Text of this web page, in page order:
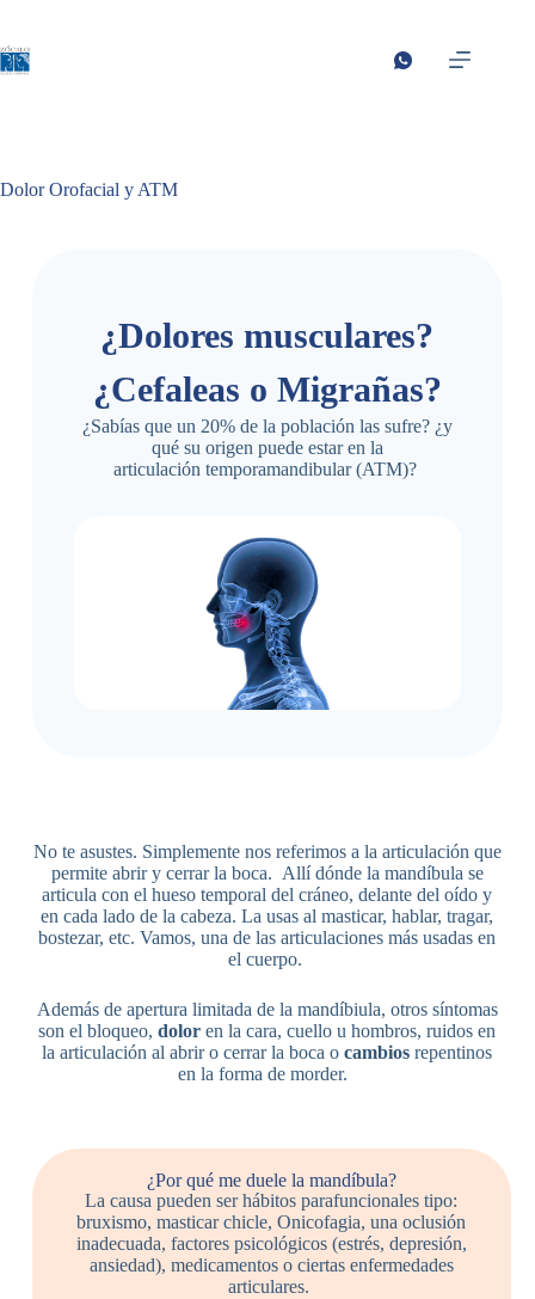
Dolor Orofacial y ATM
¿Dolores musculares?
¿Cefaleas o Migrañas?
¿Sabías que un 20% de la población las sufre? ¿y
qué su origen puede estar en la
articulación temporamandibular(ATM)?
No te asustes. Simplemente nos referimos a la articulación que
permite abrir y cerrar la boca. Allí dónde la mandíbula se
articula con el hueso temporal del cráneo, delante del oído y
en cada lado de la cabeza. La usas al masticar, hablar, tragar,
bostezar, etc. Vamos, una de las articulaciones más usadas en
el cuerpo.
Además de apertura limitada de la mandíbiula, otros síntomas
son el bloqueo,dolor en la cara, cuello u hombros, ruidos en
la articulación al abrir o cerrar la boca ocambios repentinos
en la forma de morder.
¿Por qué me duele la mandíbula?
La causa pueden ser hábitos parafuncionales tipo:
bruxismo, masticar chicle, Onicofagia, una oclusión
inadecuada, factores psicológicos (estrés, depresión,
ansiedad), medicamentos o ciertas enfermedades
articulares.